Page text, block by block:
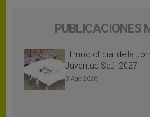
PUBLICACIONES
Himno oficial de la
Juventud Seúl 2027
3 Ago 2026